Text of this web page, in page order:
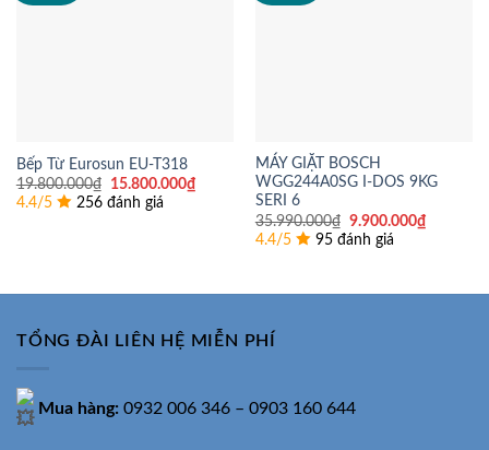
Bếp Từ Eurosun EU-T318
19.800.000₫
Giá
gốc
là:
15.800.000₫Giá
15.800.000₫.
4.4/5 256 đánh giá
MÁY GIẶT BOSCH
WGG244A0SG I-DOS 9KG
SERI 6
35.990.000₫ Giá
gốc
là:
9.900.000₫Giá
hiện
4.4/5 95 đánh giá
TỔNG ĐÀI LIÊN HỆ MIỄN PHÍ
Mua hàng: 0932 006 346 – 0903 160 644